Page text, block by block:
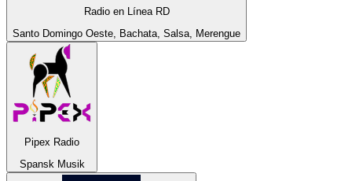
Radio en Línea RD
Santo Domingo Oeste, Bachata, Salsa, Merengue
Pipex Radio
Spansk Musik